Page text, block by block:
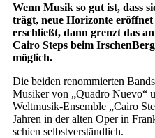
Wenn Musik so gut ist, dass
trägt, neue Horizonte
erschließt, dann grenzt das
Cairo Steps beim
möglich.
Die beiden renommierten
Musiker von „Quadro Nuevo“
Weltmusik-Ensemble „Cairo
Jahren in der alten Oper in
schien selbstverständlich.